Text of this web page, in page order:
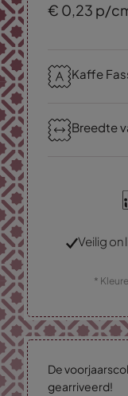
€ 0,23 p/
Kaffe
Breedte
Veilig
*
De
gearriveerd!